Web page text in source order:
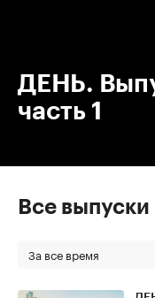
ДЕНЬ.
часть 1
Все
За все время